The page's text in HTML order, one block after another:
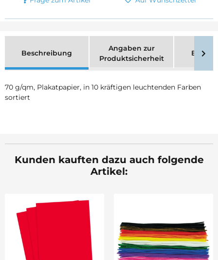
Beschreibung
Angaben zur
Produktsicherheit
70 g/qm, Plakatpapier, in 10 kräftigen leuchtenden Farben
sortiert
Kunden kauften dazu auch folgende
Artikel: